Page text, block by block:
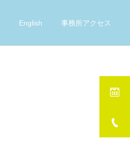
English 事務所アクセス